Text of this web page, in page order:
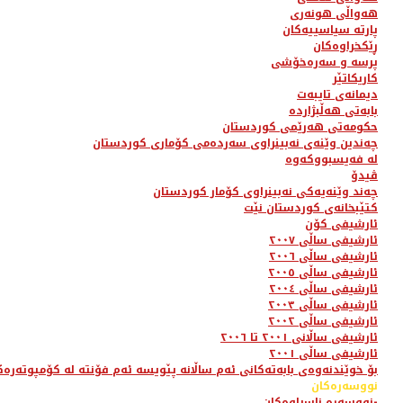
هەواڵی هونەری
پارتە سیاسییەکان
ڕێکخراوەکان
پرسە و سەرەخۆشی
کاریکاتێر
دیمانەی تایبەت
بابەتی هەڵبژاردە
حکومەتی هەرێمی کوردستان
چەندین وێنەی نەبینراوی سەردەمی کۆماری کوردستان
لە فەیسبووکەوە
ڤیدۆ
چەند وێنەیەکی نەبینراوی کۆمار کوردستان
کتێبخانەی کوردستان نێت
ئارشیفی کۆن
ئارشیفی ساڵی ٢٠٠٧
ئارشیفی ساڵی ٢٠٠٦
ئارشیفی ساڵی ٢٠٠٥
ئارشیفی ساڵی ٢٠٠٤
ئارشیفی ساڵی ٢٠٠٣
ئارشیفی ساڵی ٢٠٠٢
ئارشیفی ساڵانی ٢٠٠١ تا ٢٠٠٦
ئارشیفی ساڵی ٢٠٠١
بۆ خوێندنەوەی بابەتەکانی ئەم ساڵانە پێویسە ئەم فۆنتە لە
نووسەرەکان